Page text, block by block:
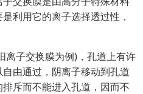
利用它的离子选择透过性，
离子交换膜为例)，孔道上有许
由通过，阴离子移动到孔道
斥而不能进入孔道，因而不